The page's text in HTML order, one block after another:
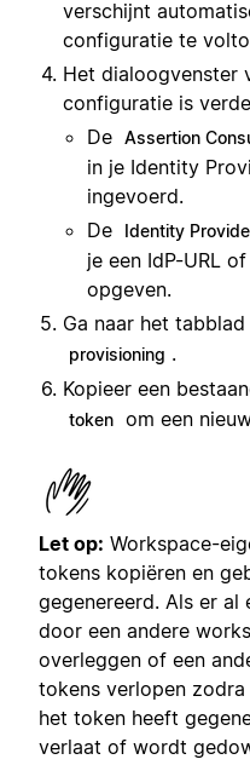
verschijnt
configuratie te
Het dialoogvenster
configuratie is
De Assertion
in je Identity
ingevoerd.
De
Identity
je een IdP-URL
opgeven.
Ga naar het tabblad
provisioning .
Kopieer een
token om een
Let op: Workspace-
tokens kopiëren en
gegenereerd. Als er al
door een andere
overleggen of een
tokens verlopen
het token heeft
verlaat of wordt